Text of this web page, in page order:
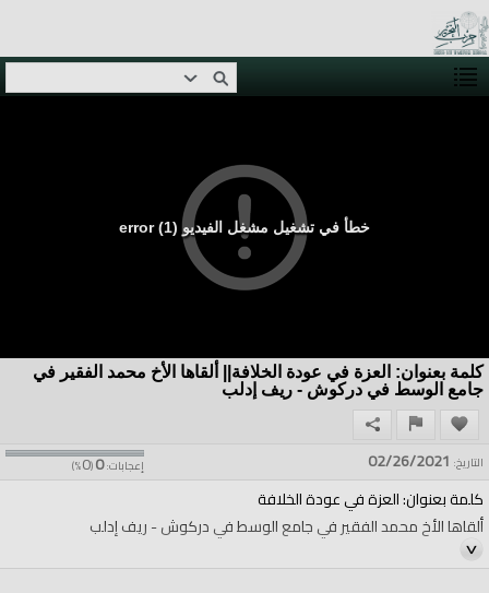
خطأ في تشغيل مشغل الفيديو (1) error
كلمة بعنوان: العزة في عودة الخلافة|| ألقاها الأخ محمد الفقير في
جامع الوسط في دركوش - ريف إدلب
إعجابات:0
(
0
%) التاريخ: 02/26/2021
كلمة بعنوان: العزة في عودة الخلافة
ألقاها الأخ محمد الفقير في جامع الوسط في دركوش - ريف إدلب